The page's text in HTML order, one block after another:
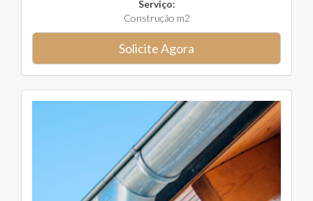
Serviço:
Construção m2
Solicite Agora